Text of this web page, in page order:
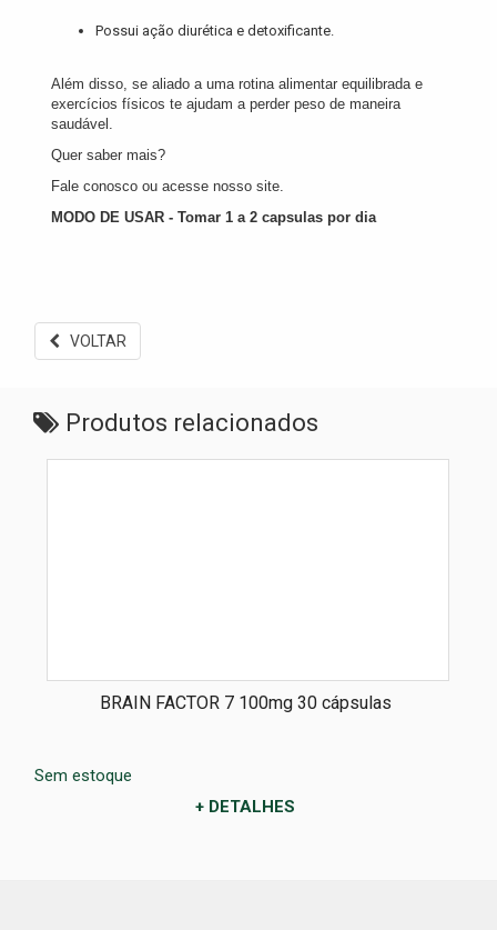
Possui ação diurética e detoxificante.
Além disso, se aliado a uma rotina alimentar equilibrada e
exercícios físicos te ajudam a perder peso de maneira
saudável.
Quer saber mais?
Fale conosco ou acesse nosso site.
MODO DE USAR - Tomar 1 a 2 capsulas por dia
VOLTAR
Produtos relacionados
BRAIN FACTOR 7 100mg 30 cápsulas
Sem estoque
+ DETALHES